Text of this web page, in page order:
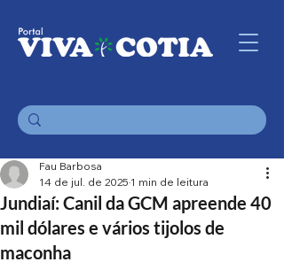
Jundiaí: Canil da GCM apreende 40
mil dólares e vários tijolos de
maconha
Fau Barbosa
14 de jul. de 2025 1 min de leitura